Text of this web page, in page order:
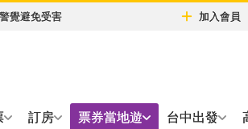
覺避免受害 加入會員
訂房 票券當地遊 台中出發